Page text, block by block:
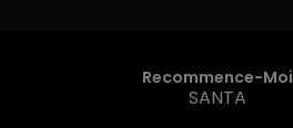
Recommence-Moi
SANTA